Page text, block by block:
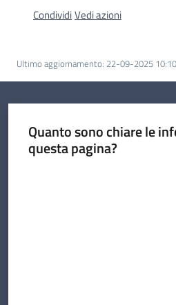
Comunicazione
CondividiVedi azioni
Ultimo aggiornamento: 22-09-2025 10:10
Quanto sono chiare le
questa pagina?